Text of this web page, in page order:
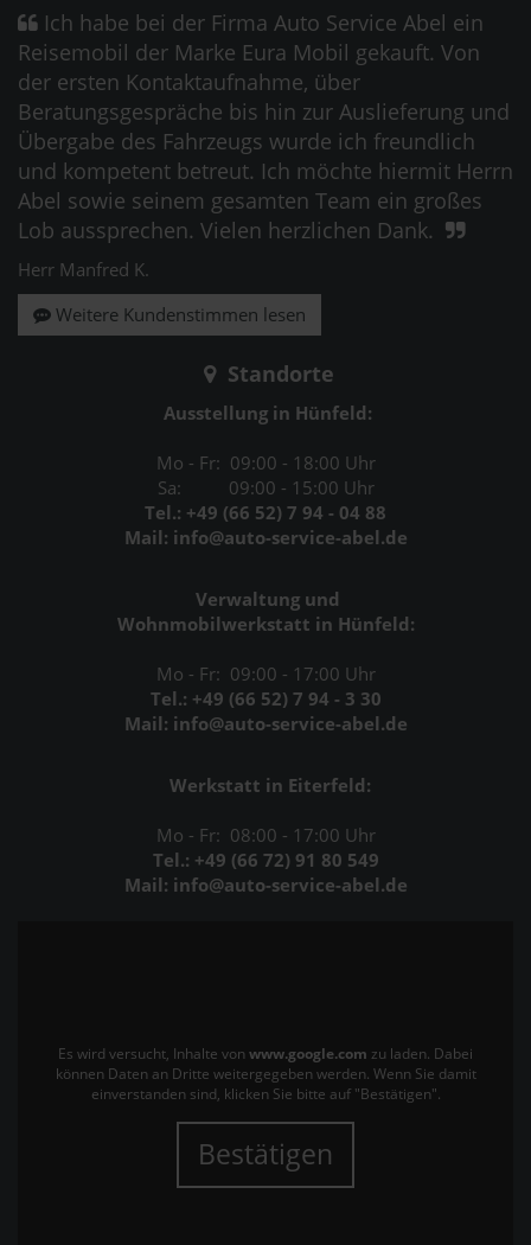
Ich habe bei der Firma Auto Service Abel ein
Reisemobil der Marke Eura Mobil gekauft. Von
der ersten Kontaktaufnahme, über
Beratungsgespräche bis hin zur Auslieferung und
Übergabe des Fahrzeugs wurde ich freundlich
und kompetent betreut. Ich möchte hiermit Herrn
Abel sowie seinem gesamten Team ein großes
Lob aussprechen. Vielen herzlichen Dank.
Herr Manfred K.
Weitere Kundenstimmen lesen
Standorte
Ausstellung in Hünfeld:
Mo - Fr: 09:00 - 18:00 Uhr
Sa: 09:00 - 15:00 Uhr
Tel.: +49 (66 52) 7 94 - 04 88
Mail: info@auto-service-abel.de
Verwaltung und
Wohnmobilwerkstatt in Hünfeld:
Mo - Fr: 09:00 - 17:00 Uhr
Tel.: +49 (66 52) 7 94 - 3 30
Mail: info@auto-service-abel.de
Werkstatt in Eiterfeld:
Mo - Fr: 08:00 - 17:00 Uhr
Tel.: +49 (66 72) 91 80 549
Mail: info@auto-service-abel.de
Es wird versucht, Inhalte von www.google.com zu laden. Dabei
können Daten an Dritte weitergegeben werden. Wenn Sie damit
einverstanden sind, klicken Sie bitte auf "Bestätigen".
Bestätigen